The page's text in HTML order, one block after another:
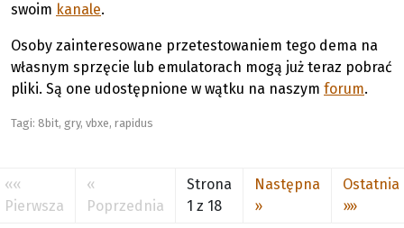
swoim kanale.
Osoby zainteresowane przetestowaniem tego dema na
własnym sprzęcie lub emulatorach mogą już teraz pobrać
pliki. Są one udostępnione w wątku na naszym forum.
Tagi: 8bit, gry, vbxe, rapidus
««
Pierwsza
«
Poprzednia
Strona
1 z 18
Następna
»
Ostatnia
»»